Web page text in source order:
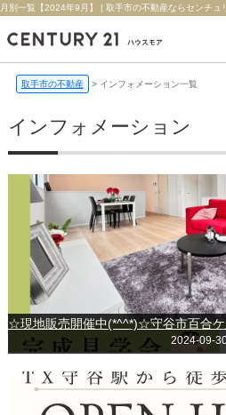
月別一覧【2024年9月】 | 取手市の不動産ならセンチュ
取手市の不動産 > インフォメーション一覧
インフォメーション
2024-09-